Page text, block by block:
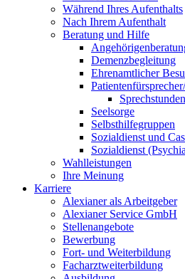
Während Ihres Aufenthalts
Nach Ihrem Aufenthalt
Beratung und Hilfe
Demenzbegleitung
Ehrenamtlicher
Seelsorge
Selbsthilfegruppen
Sozialdienst und
Sozialdienst
Wahlleistungen
Ihre Meinung
Karriere
Alexianer als Arbeitgeber
Alexianer Service GmbH
Stellenangebote
Bewerbung
Fort- und Weiterbildung
Facharztweiterbildung